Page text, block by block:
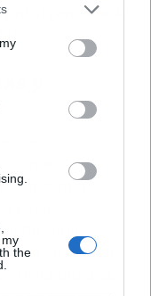
the
sigan siendo
y
se
que
contenían.
de cada
solo sirvieron
de la música,